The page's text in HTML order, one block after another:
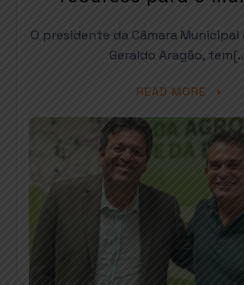
O presidente da Câmara Municipal
Geraldo Aragão,
READ MORE